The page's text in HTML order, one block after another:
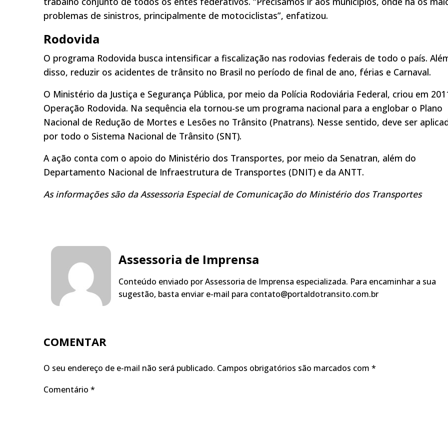
problemas de sinistros, principalmente de motociclistas”, enfatizou.
Rodovida
O programa Rodovida busca intensificar a fiscalização nas rodovias federais de todo o país.
disso, reduzir os acidentes de trânsito no Brasil no período de final de ano, férias e Carnaval.
O Ministério da Justiça e Segurança Pública, por meio da Polícia Rodoviária Federal, criou em
Operação Rodovida. Na sequência ela tornou-se um programa nacional para a englobar o Plano
Nacional de Redução de Mortes e Lesões no Trânsito (Pnatrans). Nesse sentido, deve ser
por todo o Sistema Nacional de Trânsito (SNT).
A ação conta com o apoio do Ministério dos Transportes, por meio da Senatran, além do
Departamento Nacional de Infraestrutura de Transportes (DNIT) e da ANTT.
As informações são da Assessoria Especial de Comunicação do Ministério dos Transportes
Assessoria de Imprensa
Conteúdo enviado por Assessoria de Imprensa especializada. Para encaminhar a sua
sugestão, basta enviar e-mail para contato@portaldotransito.com.br
COMENTAR
O seu endereço de e-mail não será publicado. Campos obrigatórios são marcados com *
Comentário *